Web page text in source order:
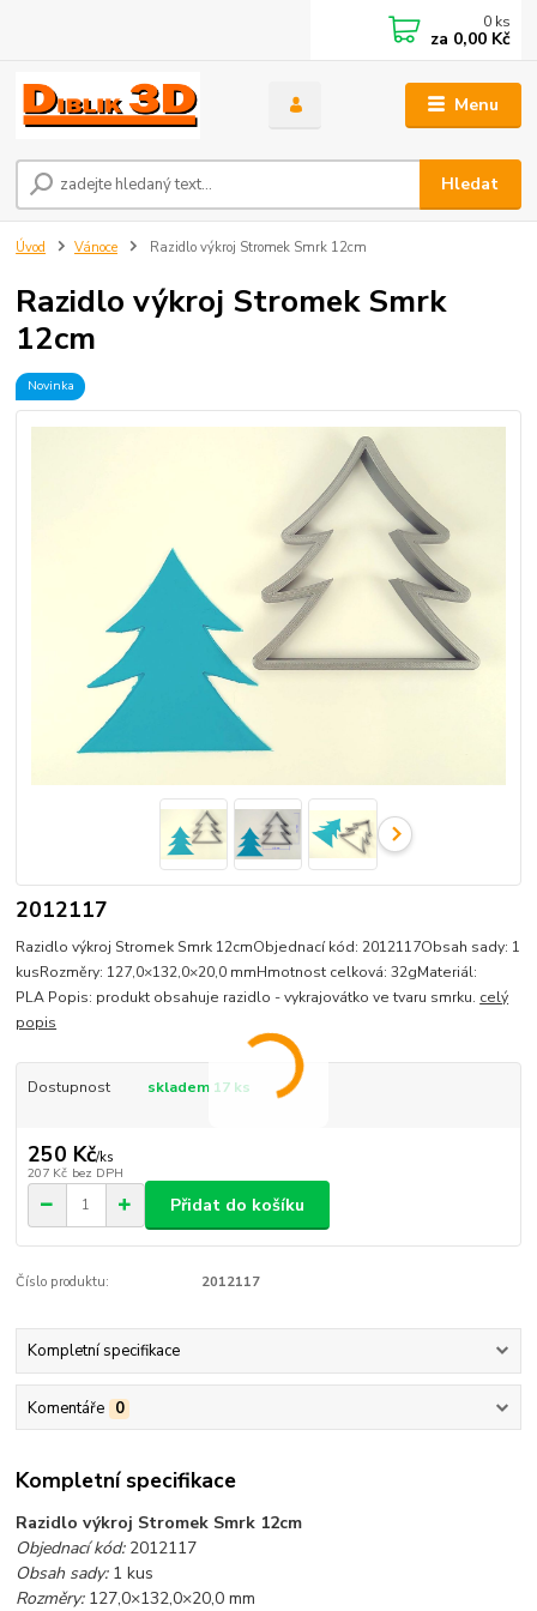
Menu
Hledat
0 ks
za 0,00 Kč
Úvod Vánoce Razidlo výkroj Stromek Smrk 12cm
Razidlo výkroj Stromek Smrk
12cm
Novinka
2012117
Razidlo výkroj Stromek Smrk 12cmObjednací kód: 2012117Obsah sady: 1
kusRozměry: 127,0×132,0×20,0 mmHmotnost celková: 32gMateriál:
PLA Popis: produkt obsahuje razidlo - vykrajovátko ve tvaru smrku. celý
popis
Dostupnost skladem 17 ks
250 Kč/ks
207 Kč bez DPH
Přidat do košíku
Číslo produktu: 2012117
Kompletní specifikace
Komentáře 0
Kompletní specifikace
Razidlo výkroj Stromek Smrk 12cm
Objednací kód: 2012117
Obsah sady: 1 kus
Rozměry: 127,0×132,0×20,0 mm